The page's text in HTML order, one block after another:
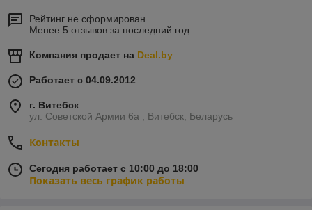
Рейтинг не сформирован
Менее 5 отзывов за последний год
Компания продает на Deal.by
Работает с 04.09.2012
г. Витебск
ул. Советской Армии 6а , Витебск, Беларусь
Контакты
Сегодня работает с 10:00 до 18:00
Показать весь график работы